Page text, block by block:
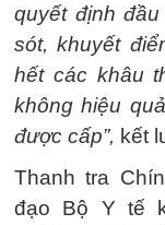
quyết định
sót, khuyết
hết các khâu
không hiệu
được cấp”, kết
Thanh tra
đạo Bộ Y tế